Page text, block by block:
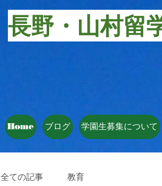
長野・山村
Home ブログ 学園生募集について
全ての記事 教育